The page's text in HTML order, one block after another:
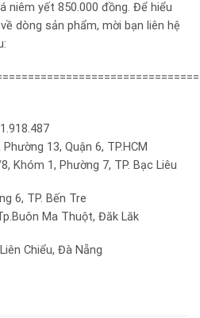
niêm yết 850.000 đồng. Để hiểu
dòng sản phẩm, mời bạn liên hệ
13, Quận 6, TP.HCM
1, Phường 7, TP. Bạc Liêu
6, TP. Bến Tre
Ma Thuột, Đăk Lăk
Chiểu, Đà Nẵng